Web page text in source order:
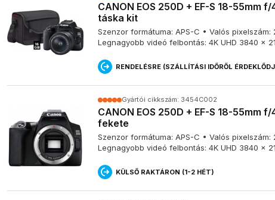
CMOS érzékelő: a digitális
A CMOS érzékelő egy olyan elektronikus chip, amely a
Hogyan működik a CMOS érzékelő a
gépekben?
A CMOS érzékelő számos apró fényérzékeny pixelt tartalmaz.
CANON EOS 250D + EF-S 18-55mm f/
táska kit
Szenzor formátuma: APS-C • Valós pixelszám:
Legnagyobb videó felbontás: 4K UHD 3840 x
RENDELÉSRE (SZÁLLÍTÁSI IDŐRŐL
Gyártói cikkszám: 3454C002
CANON EOS 250D + EF-S 18-55mm
fekete
Szenzor formátuma: APS-C • Valós pixelszám:
Legnagyobb videó felbontás: 4K UHD 3840 x
KÜLSŐ RAKTÁRON (1-2 HÉT)